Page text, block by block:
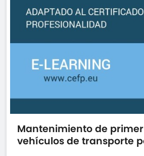
Mantenimiento de
vehículos de transporte